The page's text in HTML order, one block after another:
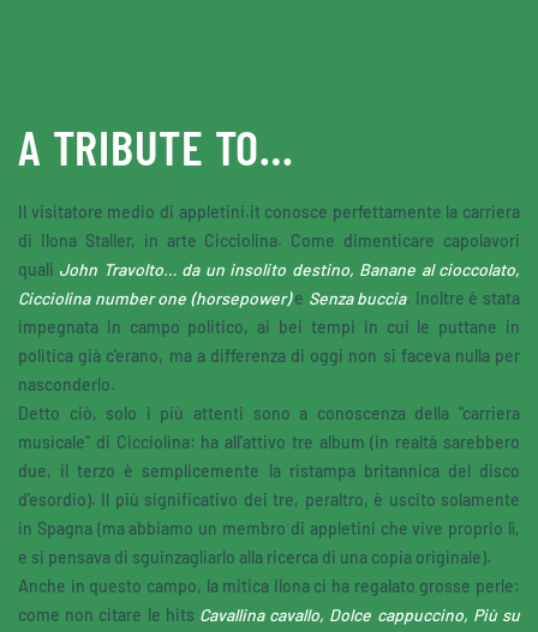
A TRIBUTE TO…
Il visitatore medio di appletini.it conosce perfettamente la carriera
di Ilona Staller, in arte Cicciolina. Come dimenticare capolavori
quali John Travolto… da un insolito destino, Banane al cioccolato,
Cicciolina number one (horsepower)e Senza buccia. Inoltre è stata
impegnata in campo politico, ai bei tempi in cui le puttane in
politica già c'erano, ma a differenza di oggi non si faceva nulla per
nasconderlo.
Detto ciò, solo i più attenti sono a conoscenza della "carriera
musicale" di Cicciolina: ha all'attivo tre album (in realtà sarebbero
due, il terzo è semplicemente la ristampa britannica del disco
d'esordio). Il più significativo dei tre, peraltro, è uscito solamente
in Spagna (ma abbiamo un membro di appletini che vive proprio lì,
e si pensava di sguinzagliarlo alla ricerca di una copia originale).
Anche in questo campo, la mitica Ilona ci ha regalato grosse perle:
come non citare le hits Cavallina cavallo, Dolce cappuccino, Più su